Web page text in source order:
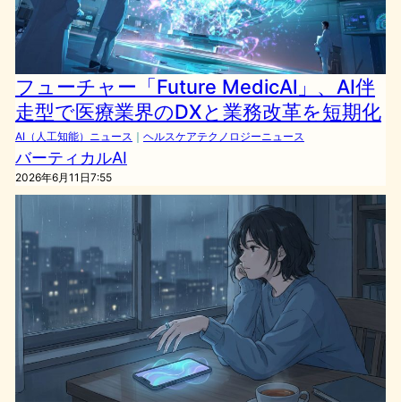
フューチャー「Future MedicAl」、AI伴
走型で医療業界のDXと業務改革を短期化
AI（人工知能）ニュース ｜ ヘルスケアテクノロジーニュース
バーティカルAI
2026年6月11日7:55